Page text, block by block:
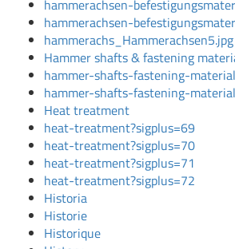
hammerachsen-
hammerachsen-
hammerachs_Hammerachsen5.jpg
Hammer shafts & fastening
hammer-shafts-fastening-
hammer-shafts-fastening-
Heat treatment
heat-treatment?sigplus=69
heat-treatment?sigplus=70
heat-treatment?sigplus=71
heat-treatment?sigplus=72
Historia
Historie
Historique